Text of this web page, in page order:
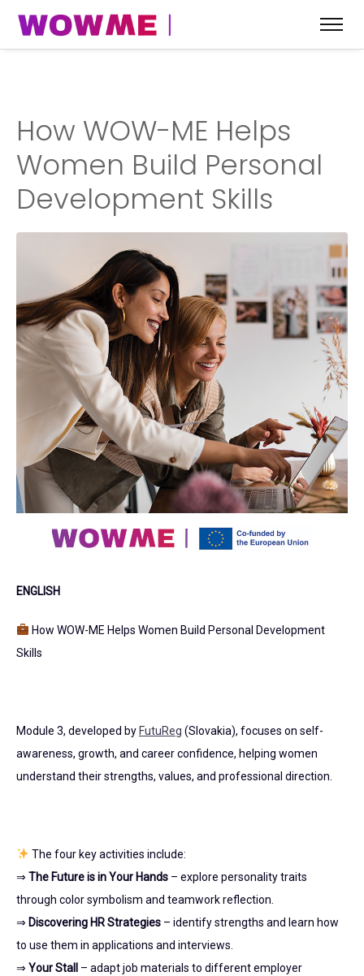
How WOW-ME Helps
Women Build Personal
Development Skills
ENGLISH
How WOW-ME Helps Women Build Personal Development
Skills
Module 3, developed by FutuReg (Slovakia), focuses on self-
awareness, growth, and career confidence, helping women
understand their strengths, values, and professional direction.
The four key activities include:
⇒ The Future is in Your Hands – explore personality traits
through color symbolism and teamwork reflection.
⇒ Discovering HR Strategies – identify strengths and learn how
to use them in applications and interviews.
⇒ Your Stall
– adapt job materials to different employer